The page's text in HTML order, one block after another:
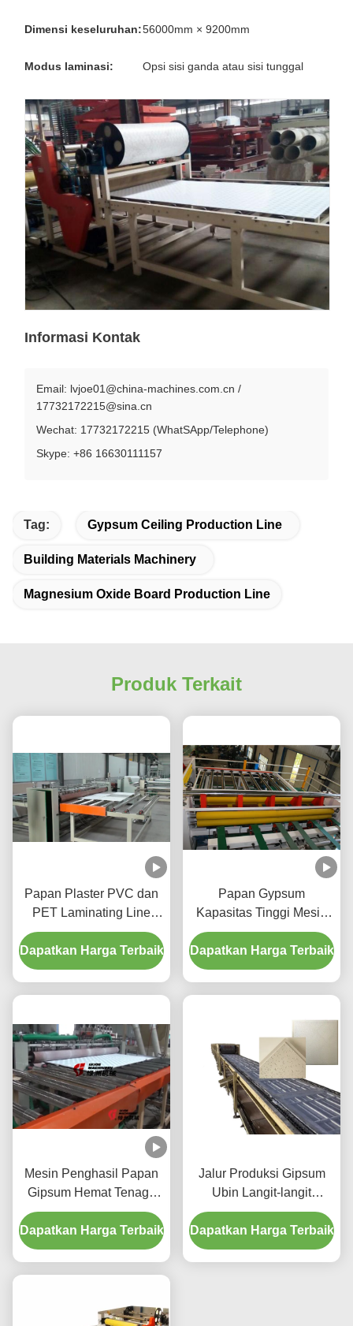
Dimensi keseluruhan:56000mm × 9200mm
Modus laminasi: Opsi sisi ganda atau sisi tunggal
Informasi Kontak
Email: lvjoe01@china-machines.com.cn /
17732172215@sina.cn
Wechat: 17732172215 (WhatSApp/Telephone)
Skype: +86 16630111157
Tag: Gypsum Ceiling Production Line
Building Materials Machinery
Magnesium Oxide Board Production Line
Produk Terkait
Papan Plaster PVC dan
PET Laminating Line
dengan Cutting and
Packing System murah
Dapatkan Harga Terbaik
Papan Gypsum
Kapasitas Tinggi Mesin
Pemotong Langit-langit
Palsu Tahan Air
Dapatkan Harga Terbaik
Mesin Penghasil Papan
Gipsum Hemat Tenaga
Kerja / Mesin Pengangkat
Papan Tipe Dorong
Dapatkan Harga Terbaik
Jalur Produksi Gipsum
Ubin Langit-langit
Otomatis Untuk Papan
Semen Serat
Dapatkan Harga Terbaik